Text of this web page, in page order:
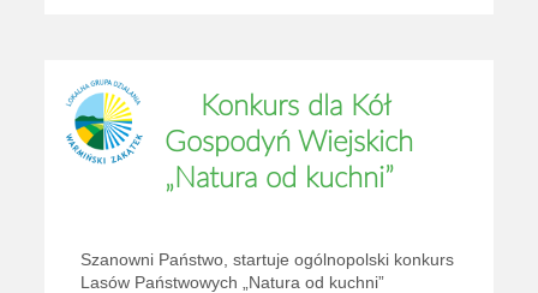
Konkurs dla Kół
Gospodyń Wiejskich
„Natura od kuchni”
Szanowni Państwo, startuje ogólnopolski konkurs
Lasów Państwowych „Natura od kuchni”